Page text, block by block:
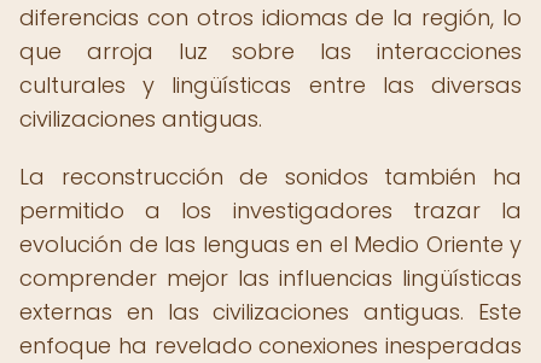
diferencias con otros idiomas de la región, lo
que arroja luz sobre las interacciones
culturales y lingüísticas entre las diversas
civilizaciones antiguas.
La reconstrucción de sonidos también ha
permitido a los investigadores trazar la
evolución de las lenguas en el Medio Oriente y
comprender mejor las influencias lingüísticas
externas en las civilizaciones antiguas. Este
enfoque ha revelado conexiones inesperadas